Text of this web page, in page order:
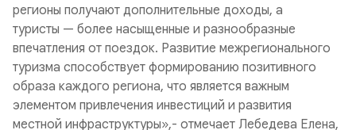
регионы получают дополнительные доходы, а
туристы — более насыщенные и разнообразные
впечатления от поездок. Развитие межрегионального
туризма способствует формированию позитивного
образа каждого региона, что является важным
элементом привлечения инвестиций и развития
местной инфраструктуры»,- отмечает Лебедева Елена,